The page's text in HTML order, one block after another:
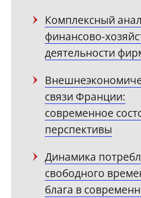
Комплексный
финансово-
деятельности
связи Франции:
современное
перспективы
Динамика
свободного
блага в